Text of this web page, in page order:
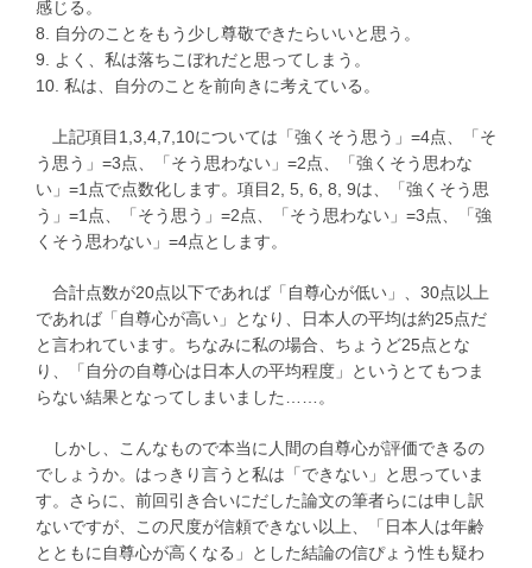
感じる。
8. 自分のことをもう少し尊敬できたらいいと思う。
9. よく、私は落ちこぼれだと思ってしまう。
10. 私は、自分のことを前向きに考えている。
上記項目1,3,4,7,10については「強くそう思う」=4点、「そ
う思う」=3点、「そう思わない」=2点、「強くそう思わな
い」=1点で点数化します。項目2, 5, 6, 8, 9は、「強くそう思
う」=1点、「そう思う」=2点、「そう思わない」=3点、「強
くそう思わない」=4点とします。
合計点数が20点以下であれば「自尊心が低い」、30点以上
であれば「自尊心が高い」となり、日本人の平均は約25点だ
と言われています。ちなみに私の場合、ちょうど25点とな
り、「自分の自尊心は日本人の平均程度」というとてもつま
らない結果となってしまいました……。
しかし、こんなもので本当に人間の自尊心が評価できるの
でしょうか。はっきり言うと私は「できない」と思っていま
す。さらに、前回引き合いにだした論文の筆者らには申し訳
ないですが、この尺度が信頼できない以上、「日本人は年齢
とともに自尊心が高くなる」とした結論の信ぴょう性も疑わ